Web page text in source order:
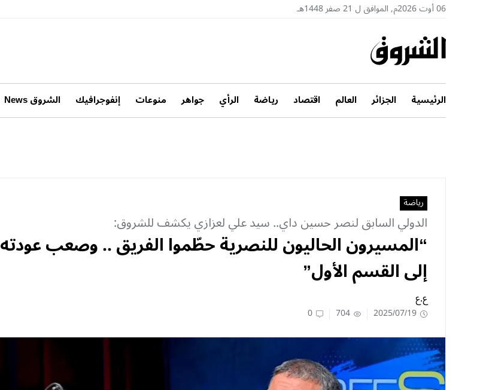
06 أوت 2026م, الموافق ل 21 صفر 1448هـ
الرئيسية الجزائر العالم اقتصاد رياضة الرأي جواهر منوعات إنفوجرافيك الشروق News
رياضة
الدولي السابق لنصر حسين داي.. سيد علي لعزازي يكشف للشروق:
“المسيرون الحاليون للنصرية حطّموا الفريق .. وصعب عودته
إلى القسم الأول”
ع.ع
2025/07/19
704
0